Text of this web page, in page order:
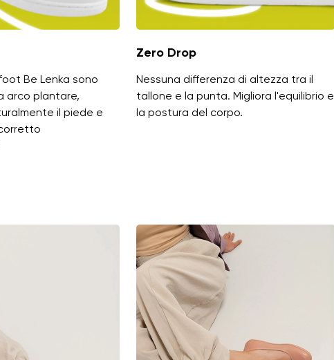
Be Lenka sono
arco plantare,
il piede e
Zero Drop
Nessuna differenza di altezza tra il
tallone e la punta. Migliora l'equilibrio e
la postura del corpo.